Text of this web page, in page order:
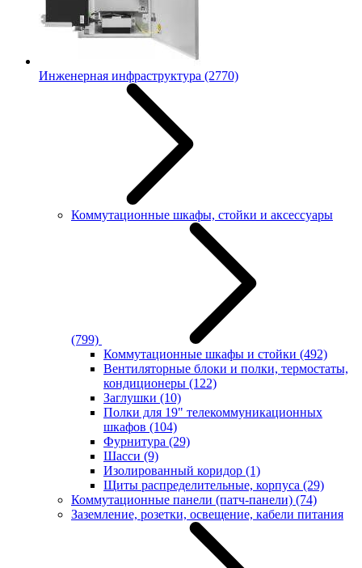
Инженерная инфраструктура (2770)
Коммутационные шкафы, стойки и аксессуары
(799)
Коммутационные шкафы и стойки (492)
Вентиляторные блоки и полки, термостаты,
кондиционеры (122)
Заглушки (10)
Полки для 19" телекоммуникационных
шкафов (104)
Фурнитура (29)
Шасси (9)
Изолированный коридор (1)
Щиты распределительные, корпуса (29)
Коммутационные панели (патч-панели) (74)
Заземление, розетки, освещение, кабели питания